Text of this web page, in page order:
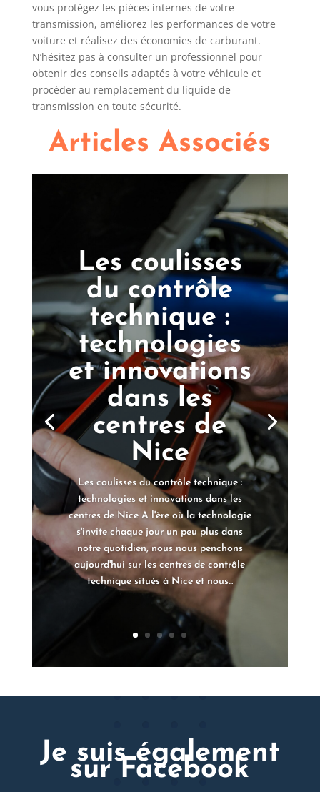
vous protégez les pièces internes de votre
transmission, améliorez les performances de votre
voiture et réalisez des économies de carburant.
N’hésitez pas à consulter un professionnel pour
obtenir des conseils adaptés à votre véhicule et
procéder au remplacement du liquide de
transmission en toute sécurité.
Articles Associés
Les coulisses
du contrôle
technique :
technologies
et innovations
dans les
centres de
Nice
Les coulisses du contrôle technique :
technologies et innovations dans les
centres de Nice A l'ère où la technologie
s'invite chaque jour un peu plus dans
notre quotidien, nous nous penchons
aujourd'hui sur les centres de contrôle
technique situés à Nice et nous...
Je suis également
sur Facebook